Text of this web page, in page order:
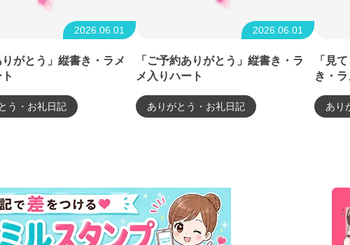
2026.06.01
がとう」縦書き・ラメ
う・お礼日記
2026.06.01
「ご予約ありがとう」縦書き・ラ
メ入りハート
ありがとう・お礼日記
「見
き・
あり